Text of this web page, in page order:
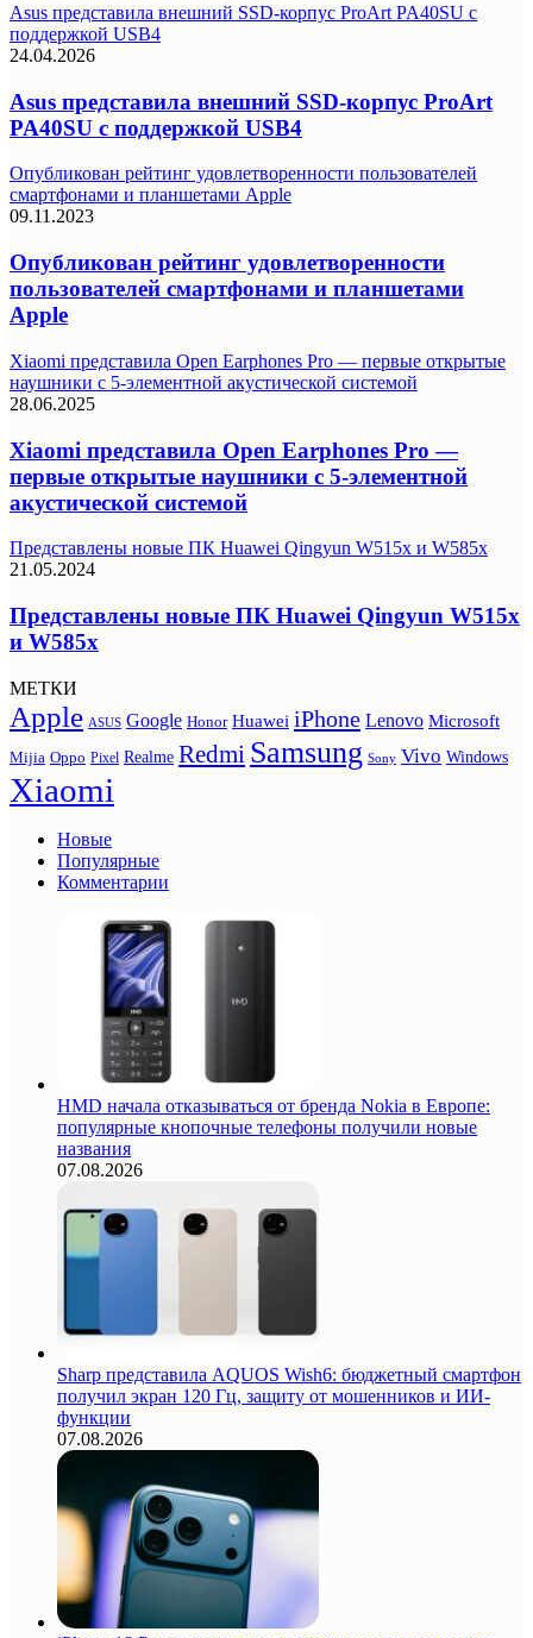
Asus представила внешний SSD-корпус ProArt PA40SU с
поддержкой USB4
24.04.2026
Asus представила внешний SSD-корпус ProArt
PA40SU с поддержкой USB4
Опубликован рейтинг удовлетворенности пользователей
смартфонами и планшетами Apple
09.11.2023
Опубликован рейтинг удовлетворенности
пользователей смартфонами и планшетами
Apple
Xiaomi представила Open Earphones Pro — первые открытые
наушники с 5-элементной акустической системой
28.06.2025
Xiaomi представила Open Earphones Pro —
первые открытые наушники с 5-элементной
акустической системой
Представлены новые ПК Huawei Qingyun W515x и W585x
21.05.2024
Представлены новые ПК Huawei Qingyun W515x
и W585x
МЕТКИ
Apple ASUS Google Honor Huawei iPhone Lenovo Microsoft
Mijia Oppo Pixel Realme Redmi Samsung Sony Vivo Windows
Xiaomi
Новые
Популярные
Комментарии
HMD начала отказываться от бренда Nokia в Европе:
популярные кнопочные телефоны получили новые
названия
07.08.2026
Sharp представила AQUOS Wish6: бюджетный смартфон
получил экран 120 Гц, защиту от мошенников и ИИ-
функции
07.08.2026